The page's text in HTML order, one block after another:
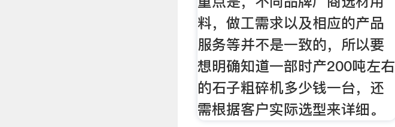
料，做工需求以及相应的产品
服务等并不是一致的，所以要
想明确知道一部时产200吨左右
的石子粗碎机多少钱一台，还
需根据客户实际选型来详细。